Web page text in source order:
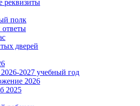
реквизиты
полк
дверей
2027 учебный год
2026
2025